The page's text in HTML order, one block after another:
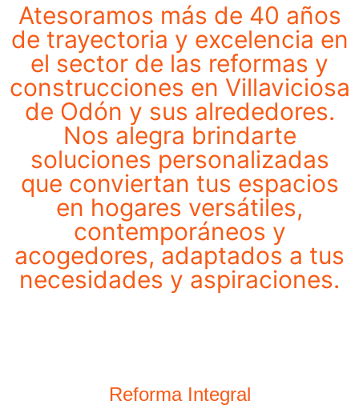
Atesoramos más de 40 años
de trayectoria y excelencia en
el sector de las reformas y
construcciones en Villaviciosa
de Odón y sus alrededores.
Nos alegra brindarte
soluciones personalizadas
que conviertan tus espacios
en hogares versátiles,
contemporáneos y
acogedores, adaptados a tus
necesidades y aspiraciones.
Reforma Integral